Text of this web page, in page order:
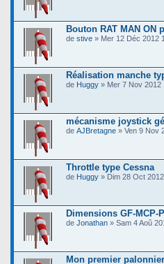
Bouton RAT MAN ON
de stive » Mer 12 Déc 2012
Réalisation manche
de Huggy » Mer 7 Nov 2012
mécanisme joystick
de AJBretagne » Ven 9 Nov
Throttle type Cessna
de Huggy » Dim 28 Oct 2012
Dimensions GF-MCP-
de Jonathan » Sam 4 Aoû
Mon premier palonnier